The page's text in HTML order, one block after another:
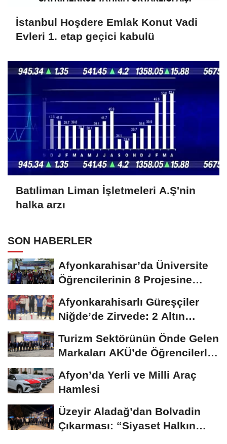
İstanbul Hoşdere Emlak Konut Vadi
Evleri 1. etap geçici kabulü
Batıliman Liman İşletmeleri A.Ş'nin
halka arzı
SON HABERLER
Afyonkarahisar’da Üniversite
Öğrencilerinin 8 Projesine
Afyonkarahisarlı Güreşçiler
Niğde’de Zirvede: 2 Altın
Turizm Sektörünün Önde Gelen
Markaları AKÜ’de Öğrencilerle
Afyon’da Yerli ve Milli Araç
Hamlesi
Üzeyir Aladağ’dan Bolvadin
Çıkarması: “Siyaset Halkın